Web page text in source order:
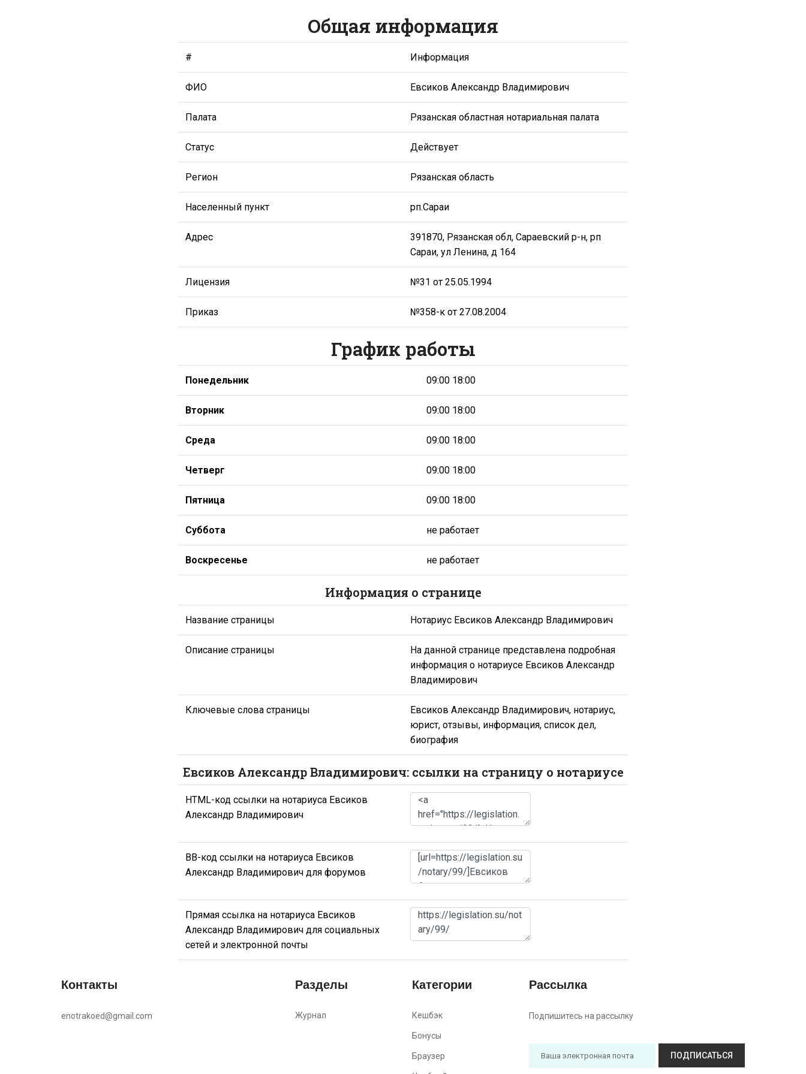
Общая информация
# Информация
ФИО Евсиков Александр Владимирович
Палата Рязанская областная нотариальная палата
Статус Действует
Регион Рязанская область
Населенный пункт рп.Сараи
Адрес
391870, Рязанская обл, Сараевский р-н, рп
Сараи, ул Ленина, д 164
Лицензия №31 от 25.05.1994
Приказ №358-к от 27.08.2004
График работы
Понедельник 09:00 18:00
Вторник 09:00 18:00
Среда 09:00 18:00
Четверг 09:00 18:00
Пятница 09:00 18:00
Суббота не работает
Воскресенье не работает
Информация о странице
Название страницы Нотариус Евсиков Александр Владимирович
Описание страницы
На данной странице представлена подробная
информация о нотариусе Евсиков Александр
Владимирович
Ключевые слова страницы
Евсиков Александр Владимирович, нотариус,
юрист, отзывы, информация, список дел,
биография
Евсиков Александр Владимирович: ссылки на страницу о нотариусе
HTML-код ссылки на нотариуса Евсиков
Александр Владимирович
BB-код ссылки на нотариуса Евсиков
Александр Владимирович для форумов
Прямая ссылка на нотариуса Евсиков
Александр Владимирович для социальных
сетей и электронной почты
Контакты
enotrakoed@gmail.com
Разделы
Журнал
Категории
Кешбэк
Бонусы
Браузер
Рассылка
Подпишитесь на рассылку
ПОДПИСАТЬСЯ